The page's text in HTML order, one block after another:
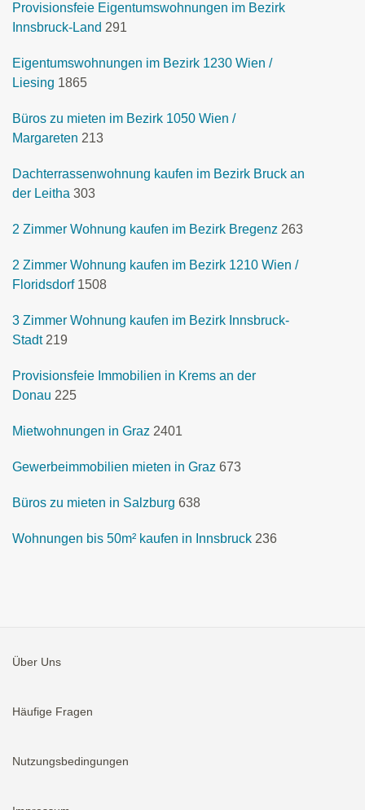
Provisionsfeie Eigentumswohnungen im Bezirk
Innsbruck-Land 291
Eigentumswohnungen im Bezirk 1230 Wien /
Liesing 1865
Büros zu mieten im Bezirk 1050 Wien /
Margareten 213
Dachterrassenwohnung kaufen im Bezirk Bruck an
der Leitha 303
2 Zimmer Wohnung kaufen im Bezirk Bregenz 263
2 Zimmer Wohnung kaufen im Bezirk 1210 Wien /
Floridsdorf 1508
3 Zimmer Wohnung kaufen im Bezirk Innsbruck-
Stadt 219
Provisionsfeie Immobilien in Krems an der
Donau 225
Mietwohnungen in Graz 2401
Gewerbeimmobilien mieten in Graz 673
Büros zu mieten in Salzburg 638
Wohnungen bis 50m² kaufen in Innsbruck 236
Über Uns
Häufige Fragen
Nutzungsbedingungen